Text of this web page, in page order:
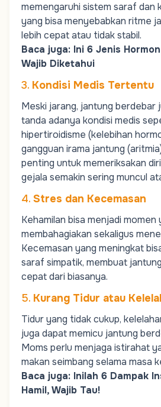
memengaruhi sistem saraf dan
yang bisa menyebabkan ritme
lebih cepat atau tidak stabil.
Baca juga: Ini 6 Jenis
Wajib Diketahui
3. Kondisi Medis Tertentu
Meski jarang, jantung berdebar
tanda adanya kondisi medis
hipertiroidisme (kelebihan
gangguan irama jantung (aritmia
penting untuk memeriksakan
gejala semakin sering muncul
4. Stres dan Kecemasan
Kehamilan bisa menjadi momen
membahagiakan sekaligus
Kecemasan yang meningkat
saraf simpatik, membuat
cepat dari biasanya.
5. Kurang Tidur atau
Tidur yang tidak cukup,
juga dapat memicu jantung
Moms perlu menjaga istirahat
makan seimbang selama masa
Baca juga: Inilah 6 Dampak
Hamil, Wajib Tau!